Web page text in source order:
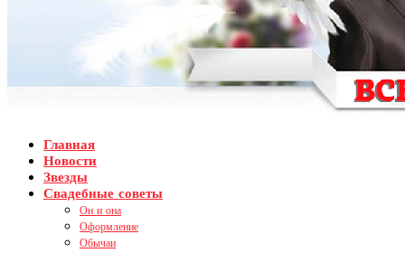
Главная
Новости
Звезды
Свадебные советы
Он и она
Оформление
Обычаи